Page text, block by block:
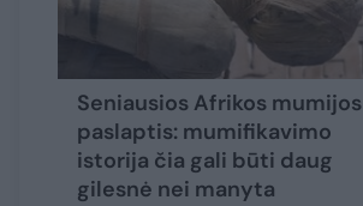
Seniausios Afrikos mumijos
paslaptis: mumifikavimo
istorija čia gali būti daug
gilesnė nei manyta